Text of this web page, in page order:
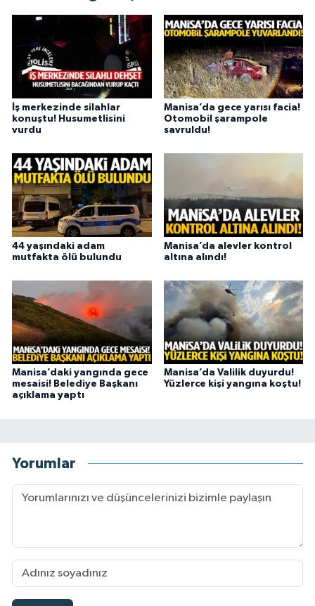
İş merkezinde silahlar
konuştu! Husumetlisini
vurdu
Manisa’da gece yarısı facia!
Otomobil şarampole
savruldu!
44 yaşındaki adam
mutfakta ölü bulundu
Manisa’da alevler kontrol
altına alındı!
Manisa’daki yangında gece
mesaisi! Belediye Başkanı
açıklama yaptı
Manisa’da Valilik duyurdu!
Yüzlerce kişi yangına koştu!
Yorumlar